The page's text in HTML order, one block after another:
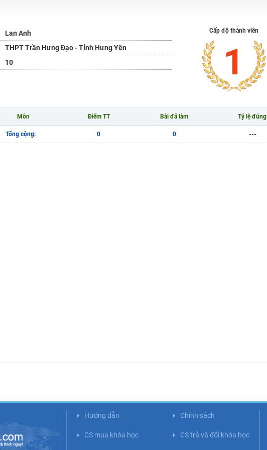
tiếng
bộ khoá học tại Tuyensinh247 (Từ 16-18/07/2025)
09/2024
15/11)
Anh, Lý với giáo viên giỏi và nổi tiếng
Lan Anh
THPT Trần Hưng Đạo - Tỉnh Hưng Yên
10
Cấp độ thành viên
1
Môn Điểm TT Bài đã làm Tỷ lệ đúng
Tổng cộng: 0 0 ---
Hướng dẫn Chính sách
CS mua khóa học CS trả và đổi khóa học